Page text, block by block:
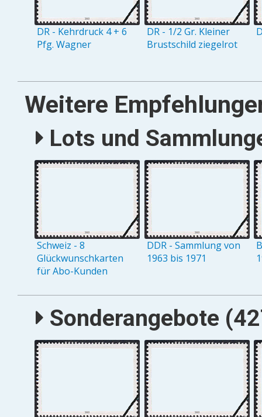
DR - Kehrdruck 4 + 6
Pfg. Wagner
DR - 1/2 Gr. Kleiner
Brustschild ziegelrot
Weitere
Lots und
Schweiz - 8
Glückwunschkarten
für Abo-Kunden
DDR - Sammlung von
1963 bis 1971
Sonderangebote